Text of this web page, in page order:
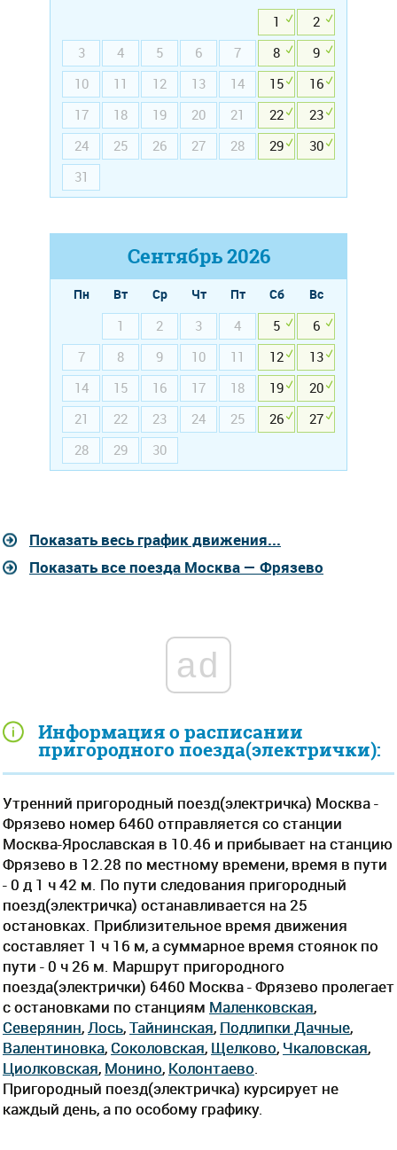
Информация о расписании
пригородного поезда(электрички):
Утренний пригородный поезд(электричка) Москва -
Фрязево номер 6460 отправляется со станции
Москва-Ярославская в 10.46 и прибывает на станцию
Фрязево в 12.28 по местному времени, время в пути
- 0 д 1 ч 42 м. По пути следования пригородный
поезд(электричка) останавливается на 25
остановках. Приблизительное время движения
составляет 1 ч 16 м, а суммарное время стоянок по
пути - 0 ч 26 м. Маршрут пригородного
поезда(электрички) 6460 Москва - Фрязево пролегает
c остановками по станциям Маленковская,
Северянин, Лось,Тайнинская, Подлипки Дачные,
Валентиновка, Соколовская, Щелково, Чкаловская,
Циолковская, Монино, Колонтаево
Пригородный поезд(электричка) курсирует не
каждый день, а по особому графику.
1
2
3
4 5 6 7 8
9
10
11 12 13 14 15
16
17
18 19 20 21 22
23
24
25 26 27 28 29
30
31
Сентябрь2026
Пн Вт Ср Чт Пт Сб
Вс
1
2 3 4 5
6
7
8 9 10 11 12
13
14
15 16 17 18 19
20
21
22 23 24 25 26
27
28
29 30
Показать весь график движения...
Показать все поезда Москва — Фрязево
ad